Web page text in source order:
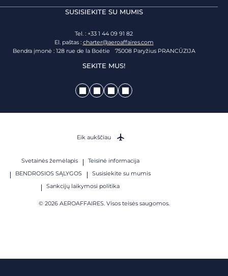
SUSISIEKITE SU MUMIS
Tel. : +33 1 44 09 91 82
El. paštas : charter@aeroaffaires.com
Bendra įmonė : 128 rue de la Boétie 75008 Paryžius PRANCŪZIJA
SEKITE MUS!
Svetainės žemėlapis
Teisinė informacija
BENDROSIOS SĄLYGOS
Susisiekite su mumis
Sankcijų laikymosi politika
© 2026 AEROAFFAIRES. Visos teisės saugomos.
Eik aukščiau